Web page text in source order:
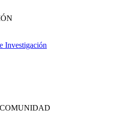
Investigación